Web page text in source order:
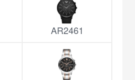
AR2461